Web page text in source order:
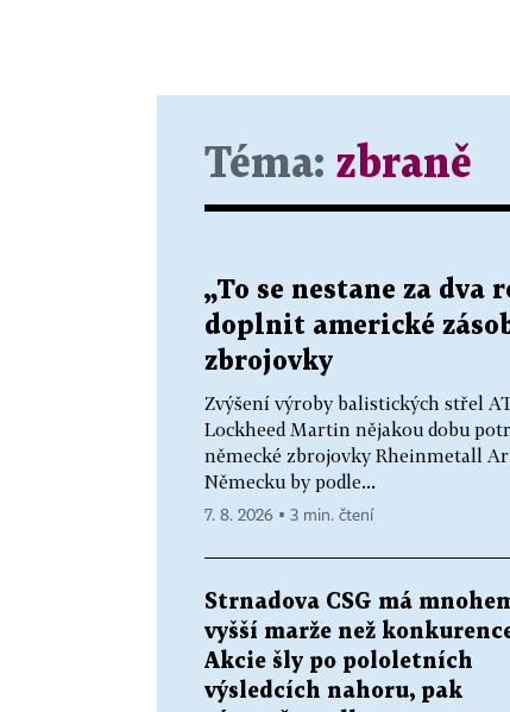
Téma: zbraně
„To se nestane za dva
doplnit americké
zbrojovky
Zvýšení výroby balistických střel
Lockheed Martin nějakou dobu
německé zbrojovky Rheinmetall
Německu by podle...
7. 8. 2026 ▪ 3 min. čtení
Strnadova CSG má
vyšší marže než
Akcie šly po pololetních
výsledcích nahoru, pak